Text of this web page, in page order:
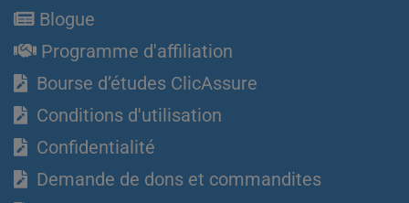
Blogue
Programme d'affiliation
Bourse d’études ClicAssure
Conditions d'utilisation
Confidentialité
Demande de dons et commandites